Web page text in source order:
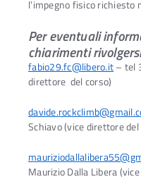
l’impegno fisico richiesto
Per eventuali
chiarimenti
fabio29.fc@libero.it– tel
direttore del corso)
Schiavo (vice direttore del
Maurizio Dalla Libera